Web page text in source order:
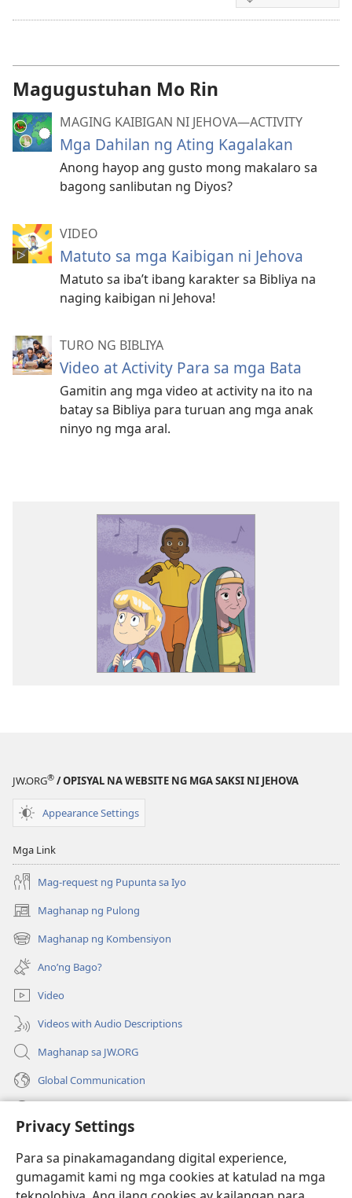
Privacy Settings
Para sa pinakamagandang digital experience,
gumagamit kami ng mga cookies at katulad na mga
opsiyon
video
Magugustuhan Mo Rin
MAGING KAIBIGAN NI JEHOVA—ACTIVITY
Mga Dahilan ng Ating Kagalakan
Anong hayop ang gusto mong makalaro sa
bagong sanlibutan ng Diyos?
VIDEO
Matuto sa mga Kaibigan ni Jehova
Matuto sa iba’t ibang karakter sa Bibliya na
naging kaibigan ni Jehova!
TURO NG BIBLIYA
Video at Activity Para sa mga Bata
Gamitin ang mga video at activity na ito na
batay sa Bibliya para turuan ang mga anak
ninyo ng mga aral.
JW.ORG® / OPISYAL NA WEBSITE NG MGA SAKSI NI JEHOVA
Appearance Settings
Mga Link
Mag-request ng Pupunta sa Iyo
Maghanap ng Pulong
(may
bubukas
na
bagong
window)
Maghanap ng Kombensiyon
(may
bubukas
na
bagong
window)
Ano’ng Bago?
Video
Videos with Audio Descriptions
Maghanap sa JW.ORG
Global Communication
(may
na
Watchtower ONLINE LIBRARY™